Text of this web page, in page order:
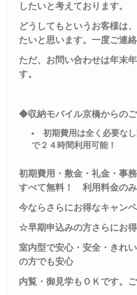
したいと考えております。
どうしてもというお客様は
たいと思います。一度ご連絡
ただ、お問い合わせは年末
す。
◆収納モバイル京橋からのご
初期費用は全く必要な
で２４時間利用可能！
初期費用・敷金・礼金・事
すべて無料！ 利用料金のみ
今ならさらにお得なキャン
☆早期申込みの方さらにお
室内型で安心・安全・きれ
の方でも安心
内覧・御見学もＯＫです。